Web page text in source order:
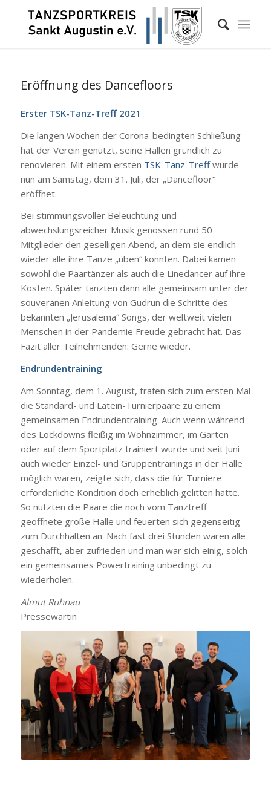
Eröffnung des Dancefloors
Erster TSK-Tanz-Treff 2021
Die langen Wochen der Corona-bedingten Schließung
hat der Verein genutzt, seine Hallen gründlich zu
renovieren. Mit einem ersten TSK-Tanz-Treffwurde
nun am Samstag, dem 31. Juli, der „Dancefloor“
eröffnet.
Bei stimmungsvoller Beleuchtung und
abwechslungsreicher Musik genossen rund 50
Mitglieder den geselligen Abend, an dem sie endlich
wieder alle ihre Tänze „üben“ konnten. Dabei kamen
sowohl die Paartänzer als auch die Linedancer auf ihre
Kosten. Später tanzten dann alle gemeinsam unter der
souveränen Anleitung von Gudrun die Schritte des
bekannten „Jerusalema“ Songs, der weltweit vielen
Menschen in der Pandemie Freude gebracht hat. Das
Fazit aller Teilnehmenden: Gerne wieder.
Endrundentraining
Am Sonntag, dem 1. August, trafen sich zum ersten Mal
die Standard- und Latein-Turnierpaare zu einem
gemeinsamen Endrundentraining. Auch wenn während
des Lockdowns fleißig im Wohnzimmer, im Garten
oder auf dem Sportplatz trainiert wurde und seit Juni
auch wieder Einzel- und Gruppentrainings in der Halle
möglich waren, zeigte sich, dass die für Turniere
erforderliche Kondition doch erheblich gelitten hatte.
So nutzten die Paare die noch vom Tanztreff
geöffnete große Halle und feuerten sich gegenseitig
zum Durchhalten an. Nach fast drei Stunden waren alle
geschafft, aber zufrieden und man war sich einig, solch
ein gemeinsames Powertraining unbedingt zu
wiederholen.
Almut Ruhnau
Pressewartin